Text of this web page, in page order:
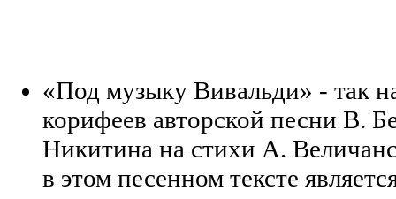
«Под музыку Вивальди» - так
корифеев авторской песни В.
Никитина на стихи А.
в этом песенном тексте